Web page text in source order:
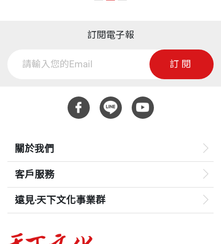
訂閱電子報
訂閱
關於我們
客戶服務
遠見‧天下文化事業群